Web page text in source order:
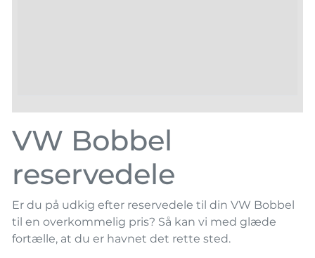
VW Bobbel
reservedele
Er du på udkig efter reservedele til din VW Bobbel
til en overkommelig pris? Så kan vi med glæde
fortælle, at du er havnet det rette sted.